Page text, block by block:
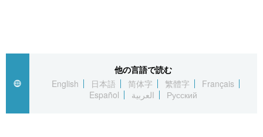
Русский
経済・ビジネス
国際
トップ
アーカイブ
In-depth
Japan Data
他の言語で読む
English
日本語 简体字 繁體字
Français
Español
العربية Русский